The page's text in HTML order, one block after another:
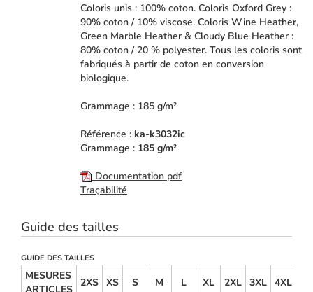
Coloris unis : 100% coton. Coloris Oxford Grey :
90% coton / 10% viscose. Coloris Wine Heather,
Green Marble Heather & Cloudy Blue Heather :
80% coton / 20 % polyester. Tous les coloris sont
fabriqués à partir de coton en conversion
biologique.
Grammage : 185 g/m²
Référence : ka-k3032ic
Grammage : 185 g/m²
Documentation pdf
Traçabilité
Guide des tailles
GUIDE DES TAILLES
MESURES
2XS XS S M L XL 2XL 3XL 4XL